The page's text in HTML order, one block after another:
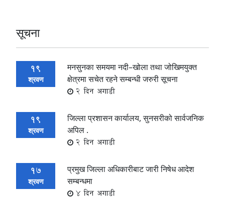
सूचना
19
श्रवण
मनसुनका समयमा नदी–खोला तथा जोखिमयुक्त
क्षेत्रमा सचेत रहने सम्बन्धी जरुरी सूचना
2 दिन अगाडी
19
श्रवण
जिल्ला प्रशासन कार्यालय, सुनसरीको सार्वजनिक
अपिल .
2 दिन अगाडी
17
श्रवण
प्रमुख जिल्ला अधिकारीबाट जारी निषेध आदेश
सम्बन्धमा
4 दिन अगाडी